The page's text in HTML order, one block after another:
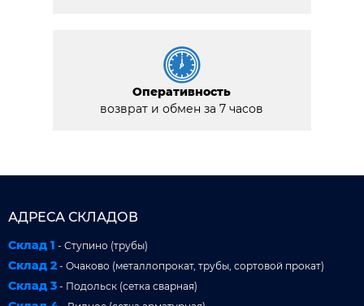
Оперативность
возврат и обмен за 7 часов
АДРЕСА СКЛАДОВ
Склад 1 - Ступино (трубы)
Склад 2 - Очаково (металлопрокат, трубы, сортовой прокат)
Склад 3 - Подольск (сетка сварная)